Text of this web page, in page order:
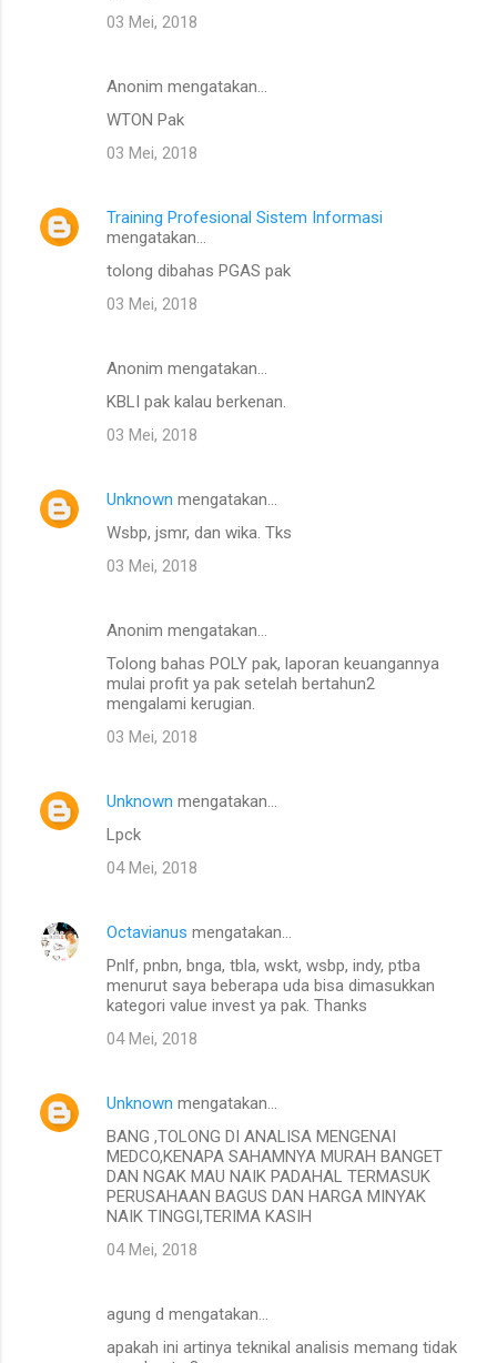
03 Mei, 2018
Anonim mengatakan…
WTON Pak
03 Mei, 2018
Training Profesional Sistem Informasi
mengatakan…
tolong dibahas PGAS pak
03 Mei, 2018
Anonim mengatakan…
KBLI pak kalau berkenan.
03 Mei, 2018
Unknown mengatakan…
Wsbp, jsmr, dan wika. Tks
03 Mei, 2018
Anonim mengatakan…
Tolong bahas POLY pak, laporan keuangannya
mulai profit ya pak setelah bertahun2
mengalami kerugian.
03 Mei, 2018
Unknown mengatakan…
Lpck
04 Mei, 2018
Octavianus mengatakan…
Pnlf, pnbn, bnga, tbla, wskt, wsbp, indy, ptba
menurut saya beberapa uda bisa dimasukkan
kategori value invest ya pak. Thanks
04 Mei, 2018
Unknown mengatakan…
BANG ,TOLONG DI ANALISA MENGENAI
MEDCO,KENAPA SAHAMNYA MURAH BANGET
DAN NGAK MAU NAIK PADAHAL TERMASUK
PERUSAHAAN BAGUS DAN HARGA MINYAK
NAIK TINGGI,TERIMA KASIH
04 Mei, 2018
agung d mengatakan…
apakah ini artinya teknikal analisis memang tidak